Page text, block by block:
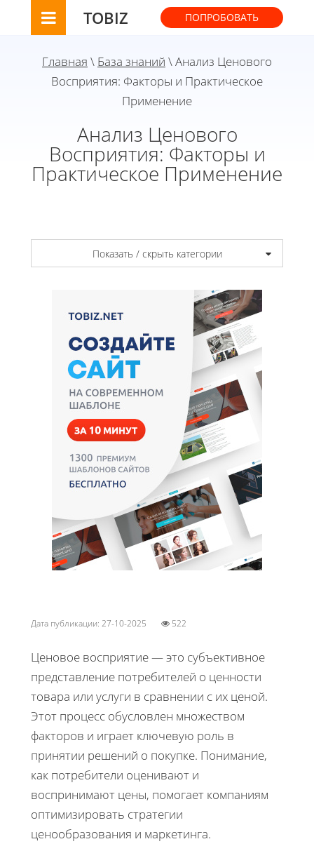
TOBIZ ПОПРОБОВАТЬ
Главная \ База знаний \ Анализ Ценового
Восприятия: Факторы и Практическое
Применение
Анализ Ценового
Восприятия: Факторы и
Практическое Применение
Показать / скрыть категории
Дата публикации: 27-10-2025 522
Ценовое восприятие — это субъективное
представление потребителей о ценности
товара или услуги в сравнении с их ценой.
Этот процесс обусловлен множеством
факторов и играет ключевую роль в
принятии решений о покупке. Понимание,
как потребители оценивают и
воспринимают цены, помогает компаниям
оптимизировать стратегии
ценообразования и маркетинга.